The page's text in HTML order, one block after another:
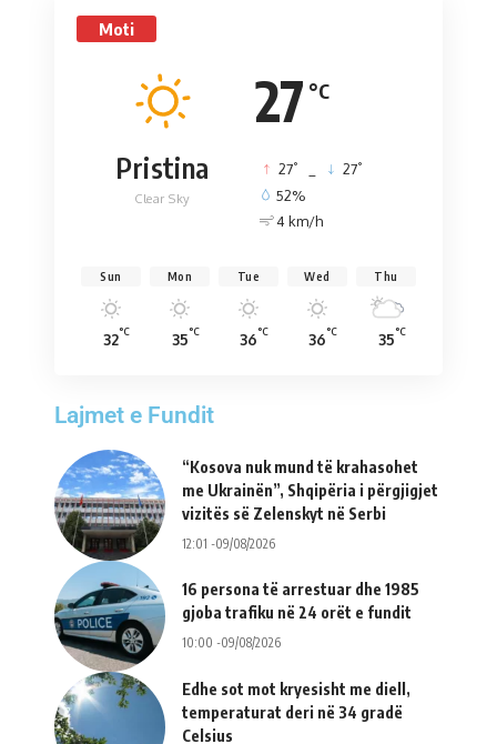
Moti
27 °C
Pristina
Clear Sky
27° 27°
52%
4 km/h
Sun
32°C
Mon
35°C
Tue
36°C
Wed
36°C
Thu
35°C
Lajmet e Fundit
“Kosova nuk mund të krahasohet
me Ukrainën”, Shqipëria i përgjigjet
vizitës së Zelenskyt në Serbi
12:01 -09/08/2026
16 persona të arrestuar dhe 1985
gjoba trafiku në 24 orët e fundit
10:00 -09/08/2026
Edhe sot mot kryesisht me diell,
temperaturat deri në 34 gradë
Celsius